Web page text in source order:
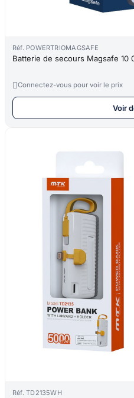
Réf. POWERTRIOMAGSAFE
Batterie de secours Magsafe 10
Connectez-vous pour voir le prix
Voir
Réf. TD2135WH